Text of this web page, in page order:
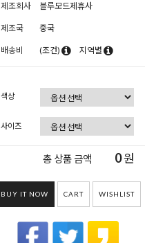
제조회사 블루모드제휴사
제조국 중국
배송비 (조건) 지역별
색상
사이즈
총 상품 금액 0원
BUY IT NOW CART WISHLIST